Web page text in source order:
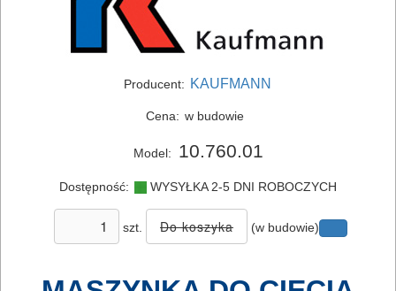
ELEKTRONARZĘDZIA
SIECIOWE
ELEKTRONARZĘDZIA
AKUMULATOROWE
AKCESORIA
Producent: KAUFMANN
Cena: w budowie
Model: 10.760.01
Dostępność: WYSYŁKA 2-5 DNI ROBOCZYCH
szt. (w budowie)